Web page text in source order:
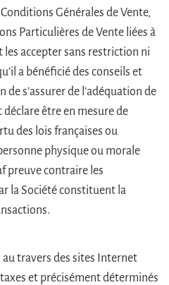
Générales de Vente,
Particulières de Vente liées à
les accepter sans restriction ni
a bénéficié des conseils et
s’assurer de l’adéquation de
déclare être en mesure de
des lois françaises ou
physique ou morale
preuve contraire les
la Société constituent la
au travers des sites Internet
et précisément déterminés